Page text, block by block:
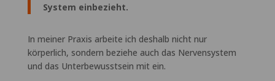
System einbezieht.
In meiner Praxis arbeite ich deshalb nicht nur
körperlich, sondern beziehe auch das Nervensystem
und das Unterbewusstsein mit ein.